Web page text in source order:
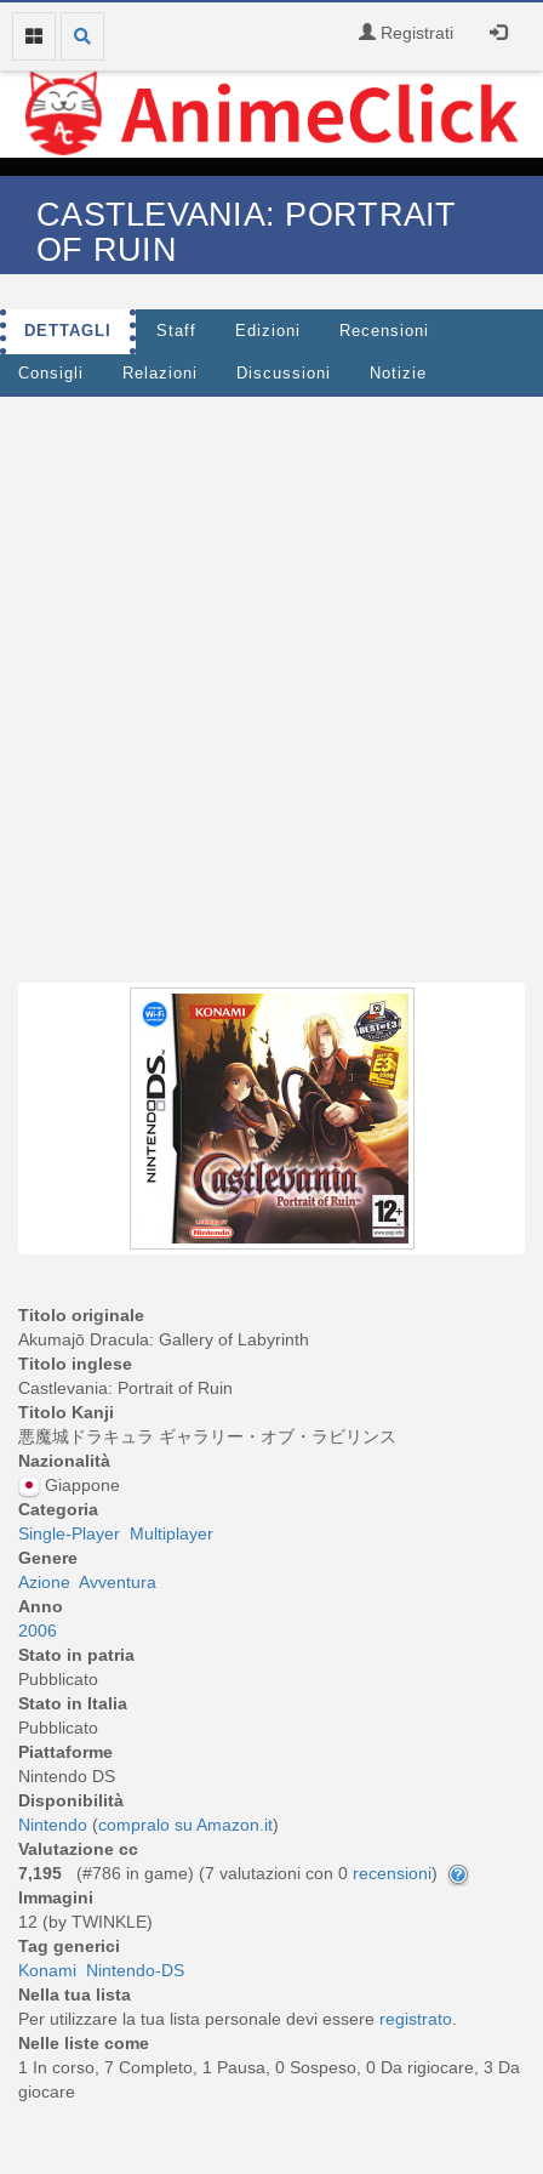
Registrati
CASTLEVANIA: PORTRAIT
OF RUIN
DETTAGLI Staff Edizioni Recensioni
Consigli Relazioni Discussioni Notizie
Titolo originale
Akumajō Dracula: Gallery of Labyrinth
Titolo inglese
Castlevania: Portrait of Ruin
Titolo Kanji
悪魔城ドラキュラ ギャラリー・オブ・ラビリンス
Nazionalità
Giappone
Categoria
Single-Player Multiplayer
Genere
Azione Avventura
Anno
2006
Stato in patria
Pubblicato
Stato in Italia
Pubblicato
Piattaforme
Nintendo DS
Disponibilità
Nintendo (compralo su Amazon.it)
Valutazione cc
7,195
(#786 in game) (7 valutazioni con 0 recensioni)
Immagini
12 (by TWINKLE)
Tag generici
Konami Nintendo-DS
Nella tua lista
Per utilizzare la tua lista personale devi essere registrato.
Nelle liste come
1 In corso, 7 Completo, 1 Pausa, 0 Sospeso, 0 Da rigiocare, 3 Da
giocare